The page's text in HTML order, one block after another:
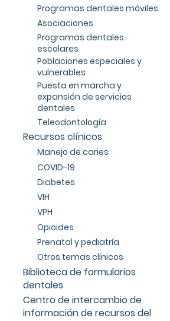
Programas dentales móviles
Asociaciones
Programas dentales
escolares
Poblaciones especiales y
vulnerables
Puesta en marcha y
expansión de servicios
dentales
Teleodontología
Recursos clínicos
Manejo de caries
COVID-19
Diabetes
VIH
VPH
Opioides
Prenatal y pediatría
Otros temas clínicos
Biblioteca de formularios
dentales
Centro de intercambio de
información de recursos del